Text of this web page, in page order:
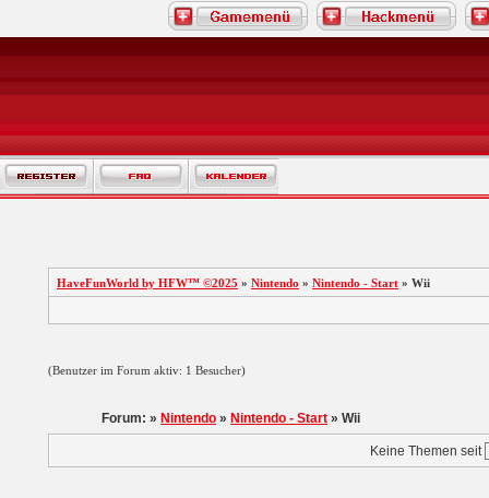
HaveFunWorld by HFW™ ©2025 » Nintendo » Nintendo - Start » Wii
(Benutzer im Forum aktiv: 1 Besucher)
Forum: » Nintendo » Nintendo - Start » Wii
Keine Themen seit